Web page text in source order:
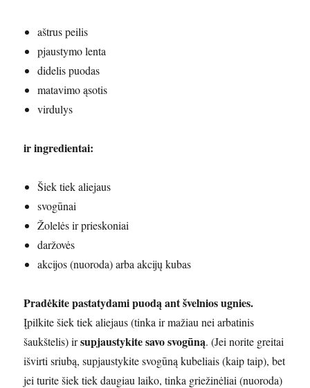
aštrus peilis
pjaustymo lenta
didelis puodas
matavimo ąsotis
virdulys
ir ingredientai:
Šiek tiek aliejaus
svogūnai
Žolelės ir prieskoniai
daržovės
akcijos (nuoroda) arba akcijų kubas
Pradėkite pastatydami puodą ant švelnios ugnies.
Įpilkite šiek tiek aliejaus (tinka ir mažiau nei arbatinis
šaukštelis) irsupjaustykite savo svogūną. (Jei norite greitai
išvirti sriubą, supjaustykite svogūną kubeliais (kaip taip), bet
jei turite šiek tiek daugiau laiko, tinka griežinėliai (nuoroda)